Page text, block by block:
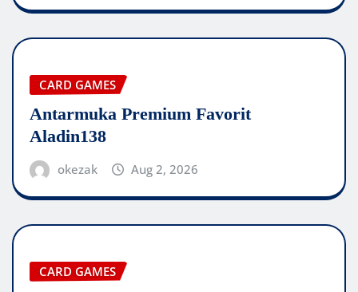
CARD GAMES
Antarmuka Premium Favorit
Aladin138
okezak Aug 2, 2026
CARD GAMES